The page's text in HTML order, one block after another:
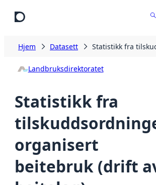
Hjem Datasett Statistikk fra
Landbruksdirektoratet
Statistikk fra
organisert
beitebruk (drift